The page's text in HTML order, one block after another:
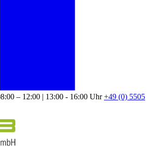
– 12:00 | 13:00 - 16:00 Uhr+49 (0) 5505